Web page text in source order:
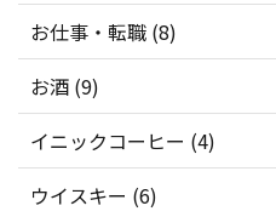
お仕事・転職 (8)
お酒 (9)
イニックコーヒー (4)
ウイスキー (6)